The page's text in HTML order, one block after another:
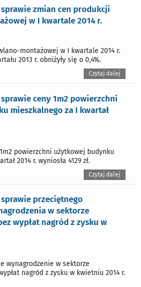
zmian cen produkcji
w I kwartale 2014 r.
montażowej w I kwartale 2014 r.
2013 r. obniżyły się o 0,4%.
Czytaj dalej
ceny 1m2 powierzchni
mieszkalnego za I kwartał
powierzchni użytkowej budynku
2014 r. wyniosła 4129 zł.
Czytaj dalej
przeciętnego
w sektorze
wypłat nagród z zysku w
wynagrodzenie w sektorze
nagród z zysku w kwietniu 2014 r.